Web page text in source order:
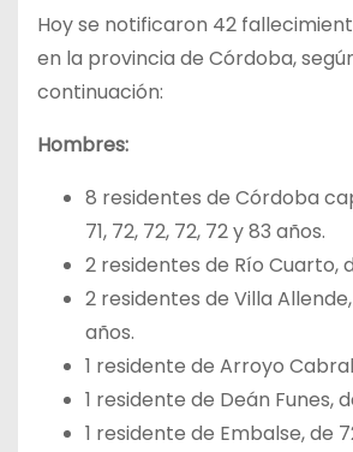
Hoy se notificaron 42
en la provincia de Córdoba,
continuación:
Hombres:
8 residentes de Córdoba
71, 72, 72, 72, 72 y 83 años.
2 residentes de Río Cuarto,
2 residentes de Villa
años.
1 residente de Arroyo
1 residente de Deán Funes,
1 residente de Embalse, de